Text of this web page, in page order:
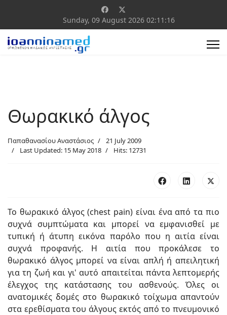
Sunday, 09 August 2026 02:11:17
Θωρακικό άλγος
Παπαθανασίου Αναστάσιος
21 July 2009
Last Updated: 15 May 2018
Hits: 12731
Το θωρακικό άλγος (chest pain) είναι ένα από τα πιο
συχνά συμπτώματα και μπορεί να εμφανισθεί με
τυπική ή άτυπη εικόνα παρόλο που η αιτία είναι
συχνά προφανής. Η αιτία που προκάλεσε το
θωρακικό άλγος μπορεί να είναι απλή ή απειλητική
για τη ζωή και γι' αυτό απαιτείται πάντα λεπτομερής
έλεγχος της κατάστασης του ασθενούς. Όλες οι
ανατομικές δομές στο θωρακικό τοίχωμα απαντούν
στα ερεθίσματα του άλγους εκτός από το πνευμονικό